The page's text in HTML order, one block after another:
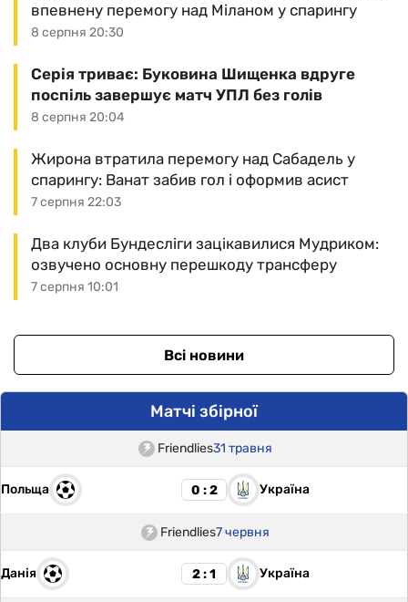
8 серпня 20:30
впевнену перемогу над Міланом у спарингу
8 серпня 20:04
Серія триває: Буковина Шищенка вдруге
поспіль завершує матч УПЛ без голів
7 серпня 22:03
Жирона втратила перемогу над Сабадель у
спарингу: Ванат забив гол і оформив асист
7 серпня 10:01
Два клуби Бундесліги зацікавилися Мудриком:
озвучено основну перешкоду трансферу
Всі новини
Матчі збірної
Friendlies31 травня
Польща 0 : 2 Україна
Friendlies7 червня
Данія 2 : 1 Україна